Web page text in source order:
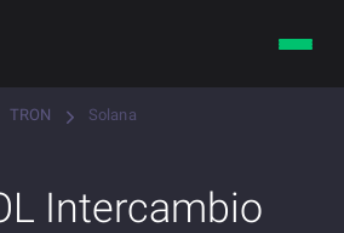
TRON Solana
Intercambio